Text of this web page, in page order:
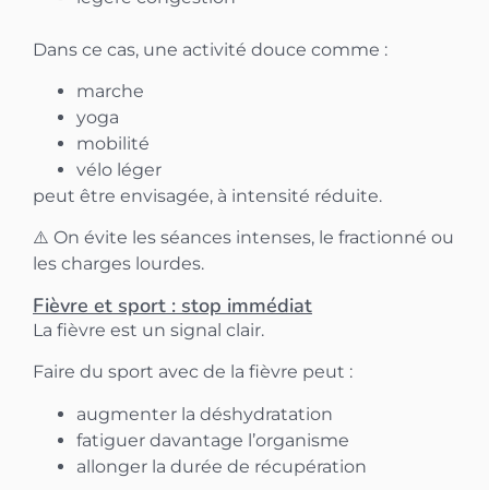
Dans ce cas, une activité douce comme :
marche
yoga
mobilité
vélo léger
peut être envisagée, à intensité réduite.
⚠️ On évite les séances intenses, le fractionné ou
les charges lourdes.
Fièvre et sport : stop immédiat
La fièvre est un signal clair.
Faire du sport avec de la fièvre peut :
augmenter la déshydratation
fatiguer davantage l’organisme
allonger la durée de récupération